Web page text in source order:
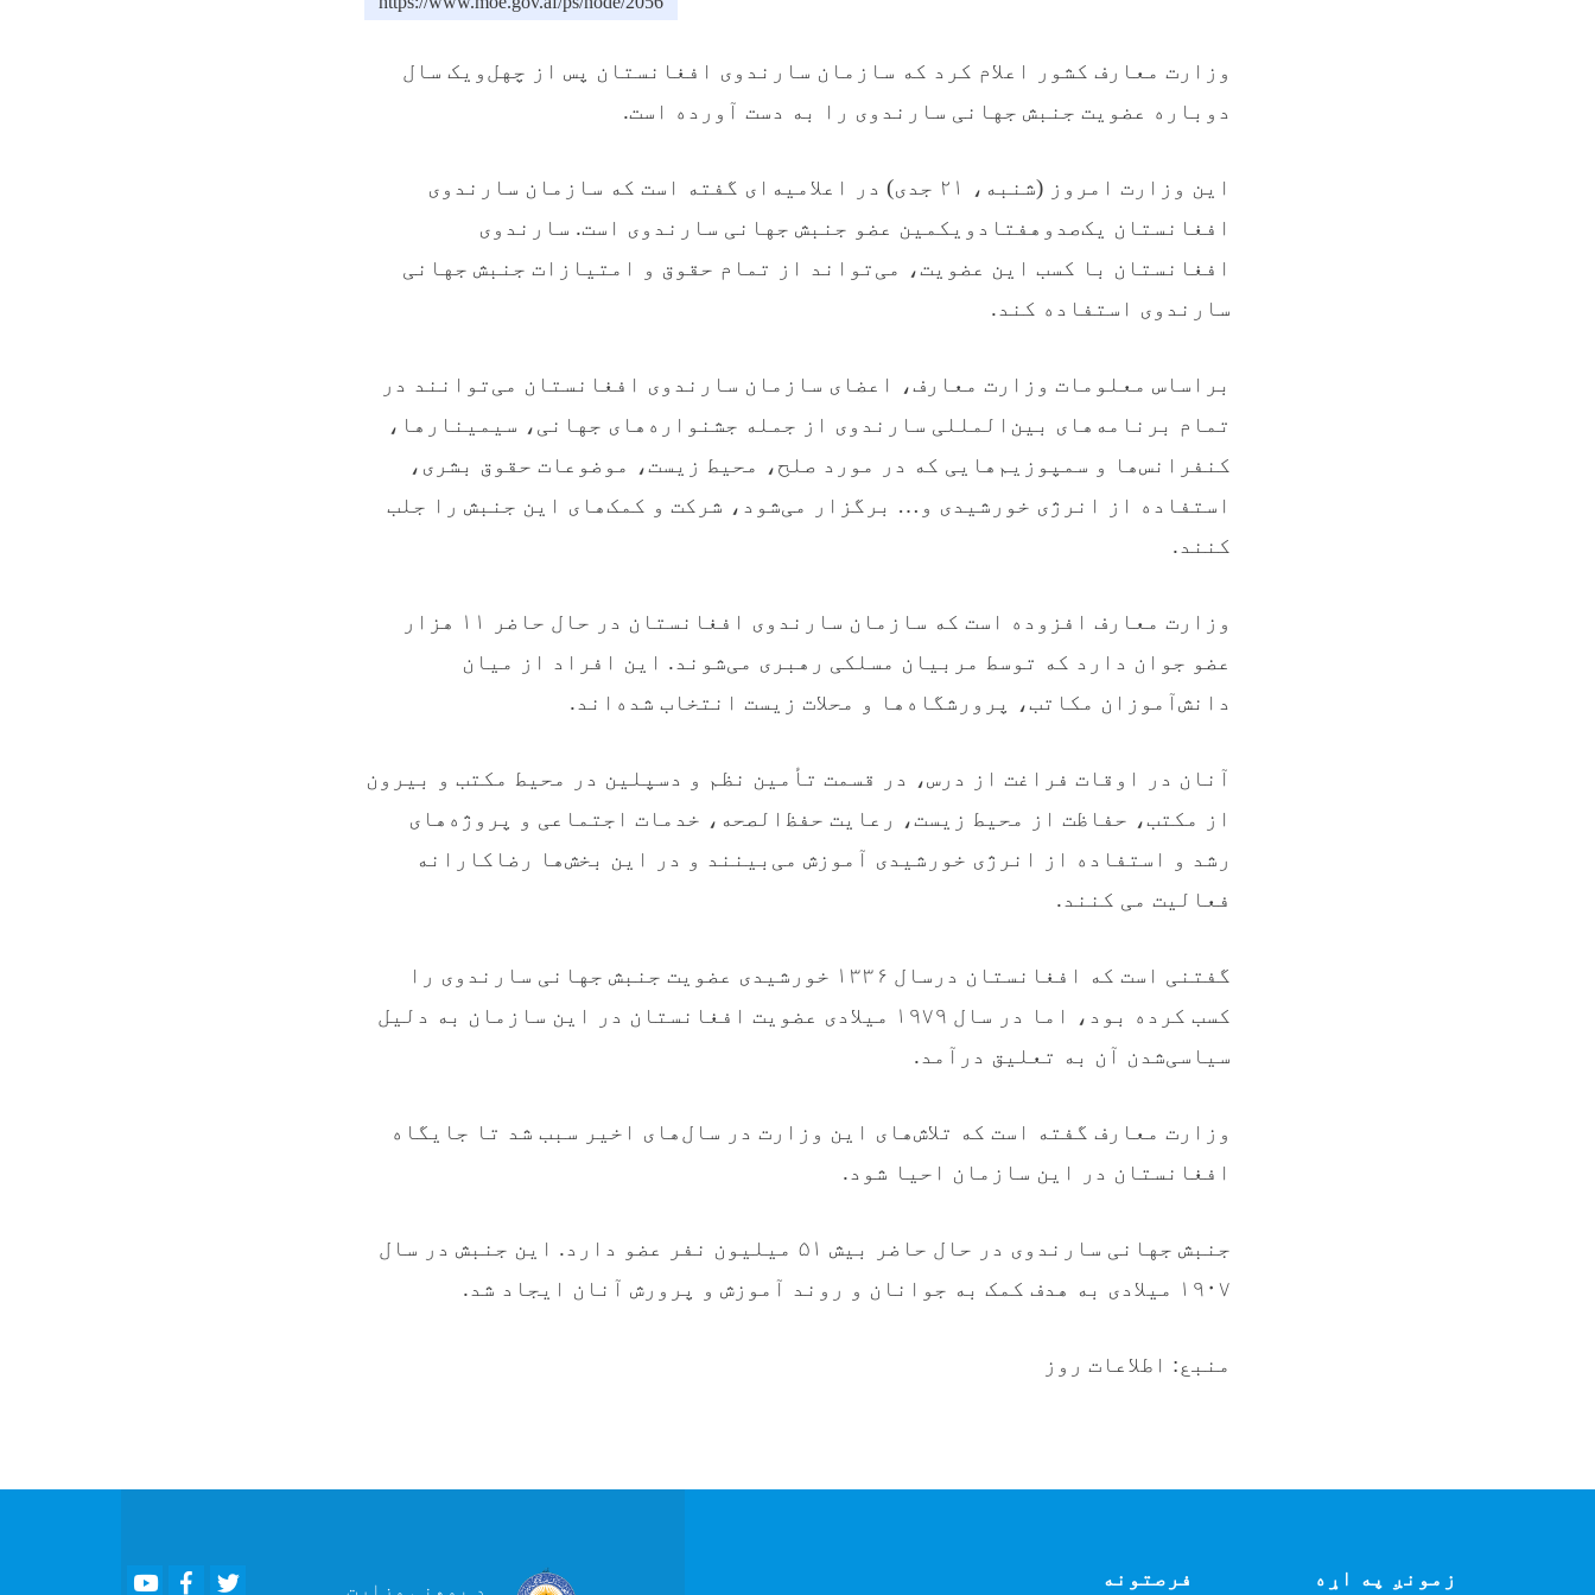
وزارت معارف کشور اعلام کرد که سازمان سارندوی افغانستان پس از چهل‌ویک سال
دوباره عضویت جنبش جهانی سارندوی را به دست آورده است.
این وزارت امروز (شنبه، ۲۱ جدی) در اعلامیه‌ای گفته است که سازمان سارندوی
افغانستان یک‌صدوهفتادویکمین عضو جنبش جهانی سارندوی است. سارندوی
افغانستان با کسب این عضویت، می‌تواند از تمام حقوق و امتیازات جنبش جهانی
سارندوی استفاده کند.
براساس معلومات وزارت معارف، اعضای سازمان سارندوی افغانستان می‌توانند در
تمام برنامه‌های بین‌المللی سارندوی از جمله جشنواره‌های جهانی، سیمینارها،
کنفرانس‌ها و سمپوزیم‌هایی که در مورد صلح، محیط زیست، موضوعات حقوق بشری،
استفاده از انرژی خورشیدی و… برگزار می‌شود، شرکت و کمک‌های این جنبش را جلب
کنند.
وزارت معارف افزوده است که سازمان سارندوی افغانستان در حال حاضر ۱۱ هزار
عضو جوان دارد که توسط مربیان مسلکی رهبری می‌شوند. این افراد از میان
دانش‌آموزان مکاتب، پرورشگاه‌ها و محلات زیست انتخاب شده‌اند.
آنان در اوقات فراغت از درس، در قسمت تأمین نظم و دسپلین در محیط مکتب و بیرون
از مکتب، حفاظت از محیط زیست، رعایت حفظ‌الصحه، خدمات اجتماعی و پروژه‌های
رشد و استفاده از انرژی خورشیدی آموزش می‌بینند و در این بخش‌ها رضاکارانه
فعالیت می کنند.
گفتنی است که افغانستان درسال ۱۳۳۶ خورشیدی عضویت جنبش جهانی سارندوی را
کسب کرده بود، اما در سال ۱۹۷۹ میلادی عضویت افغانستان در این سازمان به دلیل
سیاسی‌شدن آن به تعلیق درآمد.
وزارت معارف گفته است که تلاش‌های این وزارت در سال‌های اخیر سبب شد تا جایگاه
افغانستان در این سازمان احیا شود.
جنبش جهانی سارندوی در حال حاضر بیش ۵۱ میلیون نفر عضو دارد. این جنبش در سال
۱۹۰۷ میلادی به هدف کمک به جوانان و روند آموزش و پرورش آنان ایجاد شد.
منبع: اطلاعات روز
زمونږ په اړه فرصتونه د پوهنې وزارت
YoutubeFacebook